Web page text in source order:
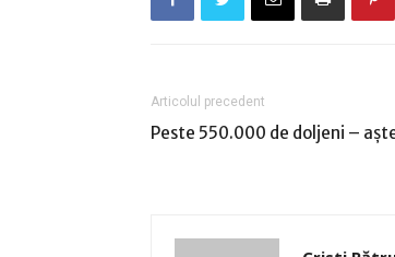
Articolul precedent
Peste 550.000 de doljeni –